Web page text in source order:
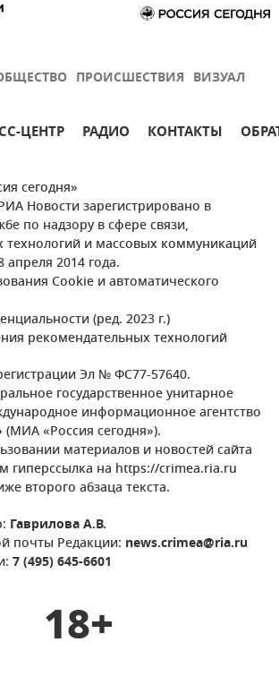
ПРОИСШЕСТВИЯ ВИЗУАЛ
ЦЕНТР РАДИО КОНТАКТЫ
сегодня»
Новости зарегистрировано в
по надзору в сфере связи,
и массовых коммуникаций
2014 года.
Cookie и автоматического
(ред. 2023 г.)
рекомендательных технологий
Эл № ФС77-57640.
государственное унитарное
информационное агентство
(МИА «Россия сегодня»).
материалов и новостей сайта
гиперссылка на https://crimea.ria.ru
второго абзаца текста.
Гаврилова А.В.
почты Редакции: news.crimea@ria.ru
7 (495) 645-6601
18+